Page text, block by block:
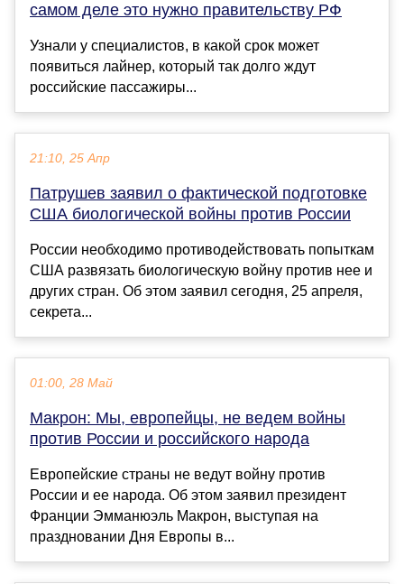
самом деле это нужно правительству РФ
Узнали у специалистов, в какой срок может
появиться лайнер, который так долго ждут
российские пассажиры...
21:10, 25 Апр
Патрушев заявил о фактической подготовке
США биологической войны против России
России необходимо противодействовать попыткам
США развязать биологическую войну против нее и
других стран. Об этом заявил сегодня, 25 апреля,
секрета...
01:00, 28 Май
Макрон: Мы, европейцы, не ведем войны
против России и российского народа
Европейские страны не ведут войну против
России и ее народа. Об этом заявил президент
Франции Эмманюэль Макрон, выступая на
праздновании Дня Европы в...